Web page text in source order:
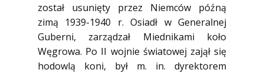
został usunięty przez Niemców późną
zimą 1939-1940 r. Osiadł w Generalnej
Guberni, zarządzał Miednikami koło
Węgrowa. Po II wojnie światowej zajął się
hodowlą koni, był m. in. dyrektorem